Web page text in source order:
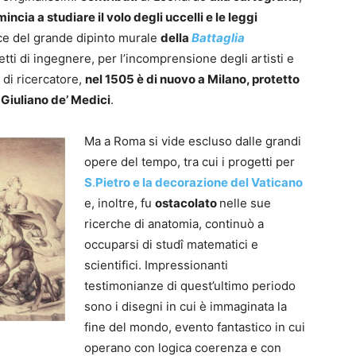
a studiare il volo degli uccelli e le leggi
del grande dipinto murale della Battaglia
di ingegnere, per l’incomprensione degli artisti e
ricercatore, nel 1505 è di nuovo a Milano, protetto
Giuliano de’ Medici.
Ma a Roma si vide escluso dalle grandi
opere del tempo, tra cui i progetti per
S.Pietro e la decorazione del Vaticano
e, inoltre, fu ostacolato nelle sue
ricerche di anatomia, continuò a
occuparsi di studî matematici e
scientifici. Impressionanti
testimonianze di quest’ultimo periodo
sono i disegni in cui è immaginata la
fine del mondo, evento fantastico in cui
operano con logica coerenza e con